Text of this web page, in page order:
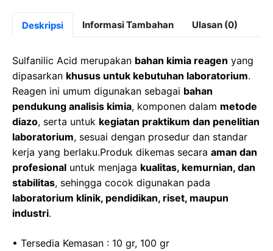
c
b
o
o
k
st
d
o
n
at
s
A
p
p
e
gr
a
m
Deskripsi Informasi Tambahan Ulasan (0)
Sulfanilic Acid merupakan bahan kimia reagen yang
dipasarkan khusus untuk kebutuhan laboratorium.
Reagen ini umum digunakan sebagai bahan
pendukung analisis kimia, komponen dalam metode
diazo, serta untuk kegiatan praktikum dan penelitian
laboratorium, sesuai dengan prosedur dan standar
kerja yang berlaku.Produk dikemas secara aman dan
profesional untuk menjaga kualitas, kemurnian, dan
stabilitas, sehingga cocok digunakan pada
laboratorium klinik, pendidikan, riset, maupun
industri.
• Tersedia Kemasan : 10 gr, 100 gr